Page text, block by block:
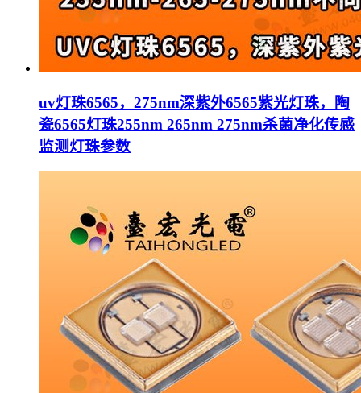
uv灯珠6565，275nm深紫外6565紫光灯珠，陶
瓷6565灯珠255nm 265nm 275nm杀菌净化传感
监测灯珠参数